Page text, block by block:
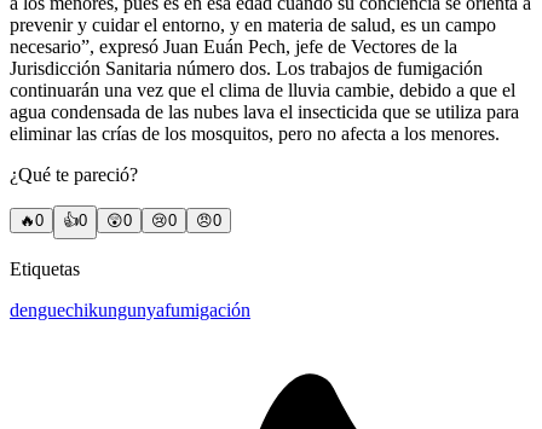
prevenir y cuidar el entorno, y en materia de salud, es un campo
necesario”, expresó Juan Euán Pech, jefe de Vectores de la
Jurisdicción Sanitaria número dos. Los trabajos de fumigación
continuarán una vez que el clima de lluvia cambie, debido a que el
agua condensada de las nubes lava el insecticida que se utiliza para
eliminar las crías de los mosquitos, pero no afecta a los menores.
¿Qué te pareció?
🔥0 👍0 😲0 😢0 😠0
Etiquetas
denguechikungunyafumigación